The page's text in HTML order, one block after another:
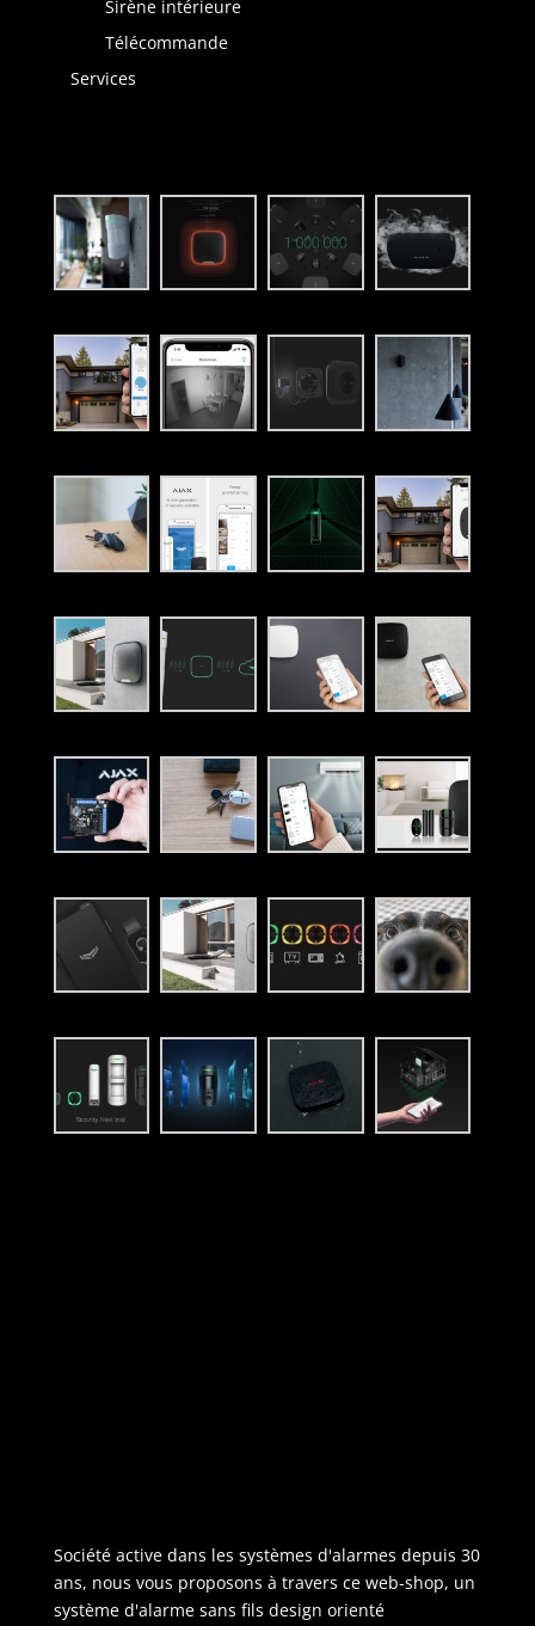
Sirène intérieure
Télécommande
Services
Société active dans les systèmes d'alarmes depuis 30
ans, nous vous proposons à travers ce web-shop, un
système d'alarme sans fils design orienté